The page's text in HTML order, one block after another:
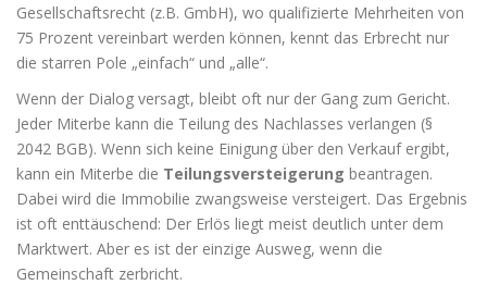
Gesellschaftsrecht (z.B. GmbH), wo qualifizierte Mehrheiten von
75 Prozent vereinbart werden können, kennt das Erbrecht nur
die starren Pole „einfach“ und „alle“.
Wenn der Dialog versagt, bleibt oft nur der Gang zum Gericht.
Jeder Miterbe kann die Teilung des Nachlasses verlangen (§
2042 BGB). Wenn sich keine Einigung über den Verkauf ergibt,
kann ein Miterbe die Teilungsversteigerung beantragen.
Dabei wird die Immobilie zwangsweise versteigert. Das Ergebnis
ist oft enttäuschend: Der Erlös liegt meist deutlich unter dem
Marktwert. Aber es ist der einzige Ausweg, wenn die
Gemeinschaft zerbricht.